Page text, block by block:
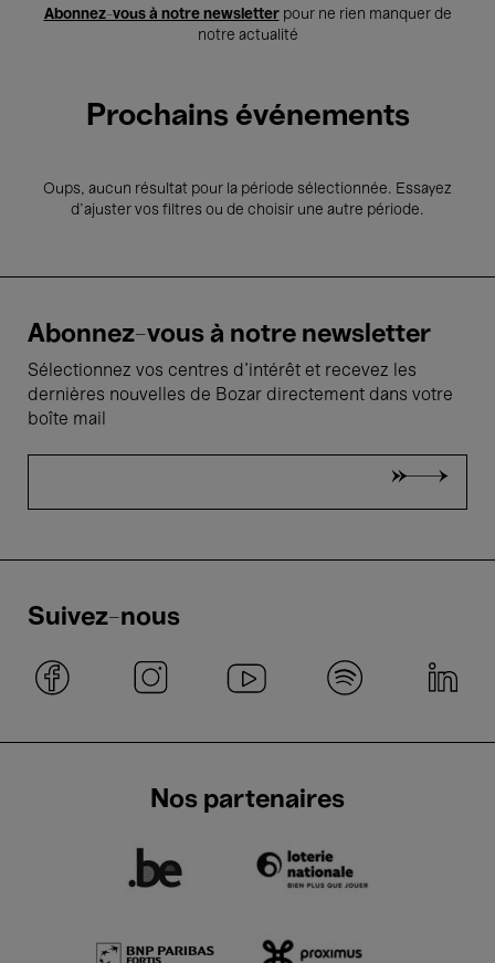
Abonnez-vous à notre newsletterpour ne rien manquer de
notre actualité
Prochains événements
Oups, aucun résultat pour la période sélectionnée. Essayez
d’ajuster vos filtres ou de choisir une autre période.
Abonnez-vous à notre newsletter
Sélectionnez vos centres d'intérêt et recevez les
dernières nouvelles de Bozar directement dans votre
boîte mail
Suivez-nous
Nos partenaires